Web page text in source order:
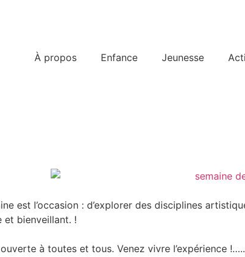
À propos Enfance Jeunesse
est l’occasion : d’explorer des disciplines
et bienveillant. !
à toutes et tous. Venez vivre l’expérience !…..